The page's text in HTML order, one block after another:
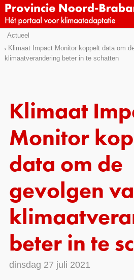
Sla
links
over
het
menu
Direct
naar
de
pagina
Actueel
Klimaat Impact Monitor koppelt data om
klimaatverandering beter in te schatten
Klimaat
Monitor
data om de
gevolgen
beter in te
dinsdag 27 juli 2021
Kaarten
Subsidies